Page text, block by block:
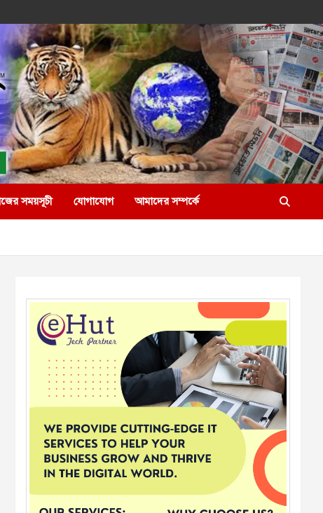
সময়সূচী যোগাযোগ আমাদের সম্পর্কে